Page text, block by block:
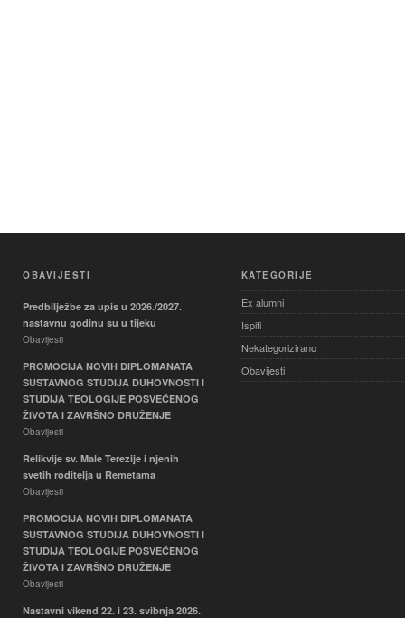
OBAVIJESTI
Predbilježbe za upis u 2026./2027.
nastavnu godinu su u tijeku
Obavijesti
PROMOCIJA NOVIH DIPLOMANATA
SUSTAVNOG STUDIJA DUHOVNOSTI I
STUDIJA TEOLOGIJE POSVEĆENOG
ŽIVOTA I ZAVRŠNO DRUŽENJE
Obavijesti
Relikvije sv. Male Terezije i njenih
svetih roditelja u Remetama
Obavijesti
PROMOCIJA NOVIH DIPLOMANATA
SUSTAVNOG STUDIJA DUHOVNOSTI I
STUDIJA TEOLOGIJE POSVEĆENOG
ŽIVOTA I ZAVRŠNO DRUŽENJE
Obavijesti
Nastavni vikend 22. i 23. svibnja 2026.
KATEGORIJE
Ex alumni
Ispiti
Nekategorizirano
Obavijesti